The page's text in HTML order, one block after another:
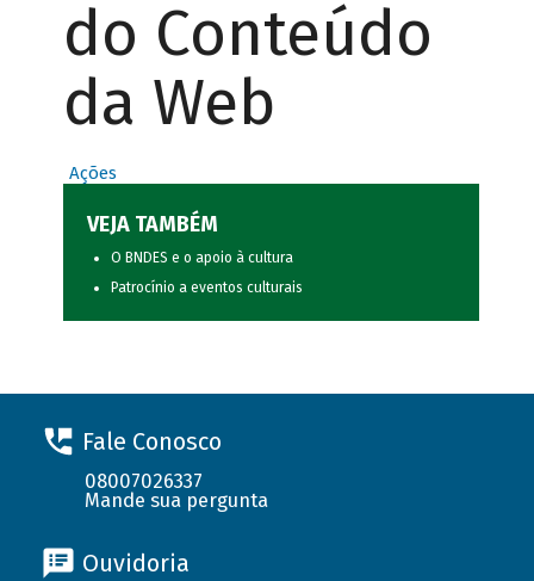
do Conteúdo
da Web
Ações
VEJA TAMBÉM
O BNDES e o apoio à cultura
Patrocínio a eventos culturais
Fale Conosco
08007026337
Mande sua pergunta
Ouvidoria